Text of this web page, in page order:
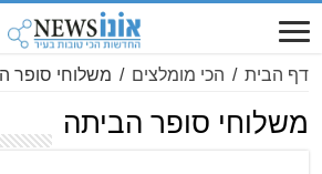
דף הבית / הכי מומלצים / משלוחי סופר
משלוחי סופר הביתה